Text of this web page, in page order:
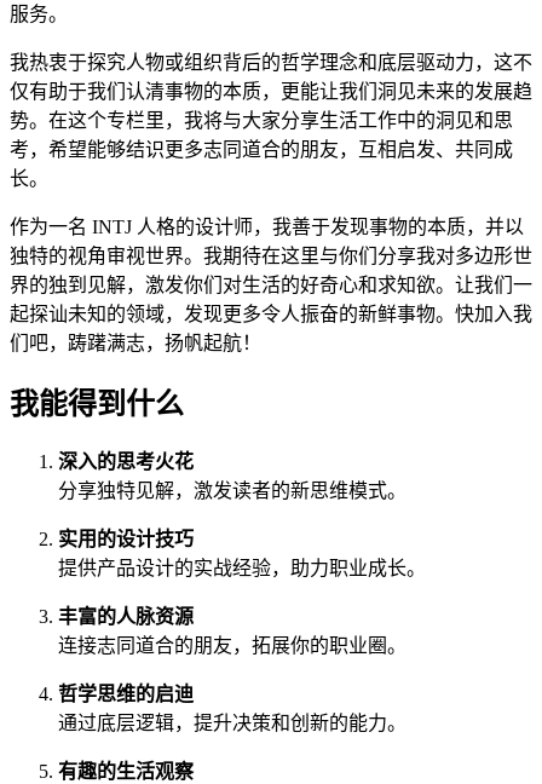
服务。
我热衷于探究人物或组织背后的哲学理念和底层驱动力，这不
仅有助于我们认清事物的本质，更能让我们洞见未来的发展趋
势。在这个专栏里，我将与大家分享生活工作中的洞见和思
考，希望能够结识更多志同道合的朋友，互相启发、共同成
长。
作为一名 INTJ 人格的设计师，我善于发现事物的本质，并以
独特的视角审视世界。我期待在这里与你们分享我对多边形世
界的独到见解，激发你们对生活的好奇心和求知欲。让我们一
起探讪未知的领域，发现更多令人振奋的新鲜事物。快加入我
们吧，踌躇满志，扬帆起航！
我能得到什么
深入的思考火花
分享独特见解，激发读者的新思维模式。
实用的设计技巧
提供产品设计的实战经验，助力职业成长。
丰富的人脉资源
连接志同道合的朋友，拓展你的职业圈。
哲学思维的启迪
通过底层逻辑，提升决策和创新的能力。
有趣的生活观察